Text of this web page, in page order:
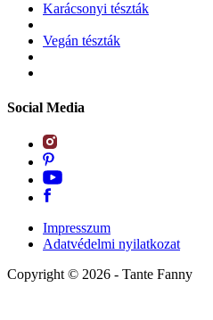
Karácsonyi tészták
Vegán tészták
Social Media
Impresszum
Adatvédelmi nyilatkozat
Copyright © 2026 - Tante Fanny